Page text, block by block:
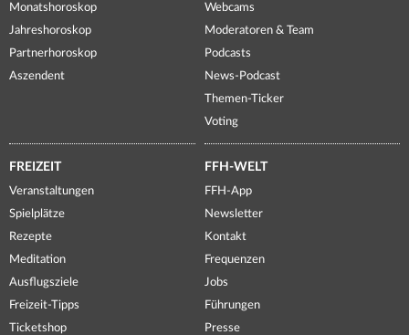
Monatshoroskop
Jahreshoroskop
Partnerhoroskop
Aszendent
Webcams
Moderatoren & Team
Podcasts
News-Podcast
Themen-Ticker
Voting
FREIZEIT
Veranstaltungen
Spielplätze
Rezepte
Meditation
Ausflugsziele
Freizeit-Tipps
Ticketshop
FFH-WELT
FFH-App
Newsletter
Kontakt
Frequenzen
Jobs
Führungen
Presse